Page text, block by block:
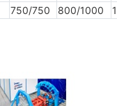
750/750 800/1000